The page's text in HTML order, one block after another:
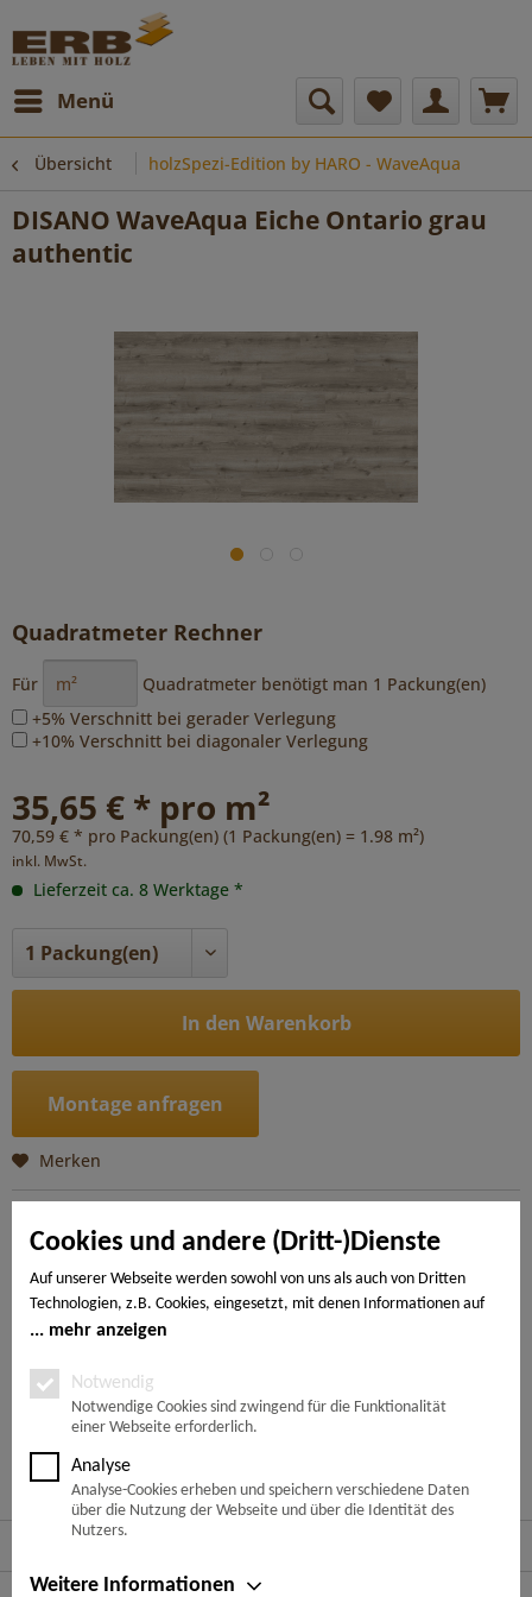
Cookies und andere (Dritt-)Dienste
Auf unserer Webseite werden sowohl von uns als auch von Dritten
Technologien, z.B. Cookies, eingesetzt, mit denen Informationen auf
Ihrem Endgerät gespeichert und/oder von Ihrem Endgerät abgerufen
Notwendige Cookies, Analyse-, Marketing- und Statistik-Cookies. Bei
den notwendigen Cookies handelt es sich um solche, die technisch
notwendig sind, um den von Ihnen gewünschten Dienst
bereitzustellen, die übrigen Cookies werden nur auf Grund einer von
Ihnen erteilten Einwilligung gesetzt. Die Einwilligung ist freiwillig.
Personen, die das 16. Lebensjahr noch nicht vollendet haben,
benötigen die Zustimmung der Sorgeberechtigten. Sie können Ihre
Sie dazu lediglich den Cookie-Banner erneut auf und ändern Sie Ihre
mehr anzeigen
Notwendig
Notwendige Cookies sind zwingend für die Funktionalität
einer Webseite erforderlich.
Analyse
Analyse-Cookies erheben und speichern verschiedene Daten
über die Nutzung der Webseite und über die Identität des
Nutzers.
Weitere Informationen
Menü
Übersicht holzSpezi-Edition by HARO - WaveAqua
DISANO WaveAqua Eiche Ontario grau
authentic
Quadratmeter Rechner
Für Quadratmeter benötigt man 1 Packung(en)
+5% Verschnitt bei gerader Verlegung
+10% Verschnitt bei diagonaler Verlegung
35,65 € * pro m²
70,59 € * pro Packung(en) (1 Packung(en) = 1.98 m²)
inkl. MwSt.
Lieferzeit ca. 8 Werktage *
In den Warenkorb
Montage anfragen
Merken
Beschreibung
Der WaveAqua mit spezieller Surface Protect Oberfläche ist
extrem kratzbeständig und steckt all...
---
Ähnliche Artikel